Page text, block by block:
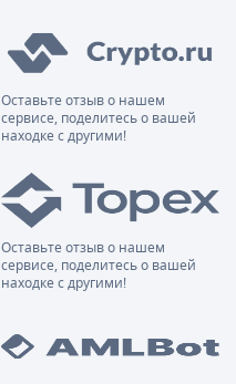
Оставьте отзыв о нашем
сервисе, поделитесь о вашей
находке с другими!
Оставьте отзыв о нашем
сервисе, поделитесь о вашей
находке с другими!